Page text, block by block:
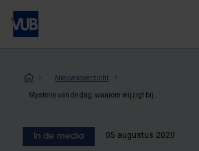
Overslaan
naar
inhoudKruimelpad
Nieuwsoverzicht
In de media 05 augustus 2020